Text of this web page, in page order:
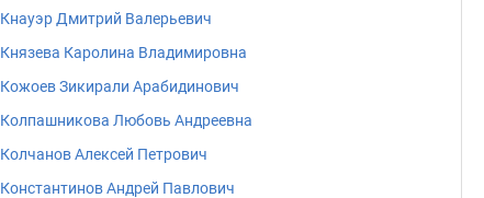
Кнауэр Дмитрий Валерьевич
Князева Каролина Владимировна
Кожоев Зикирали Арабидинович
Колпашникова Любовь Андреевна
Колчанов Алексей Петрович
Константинов Андрей Павлович